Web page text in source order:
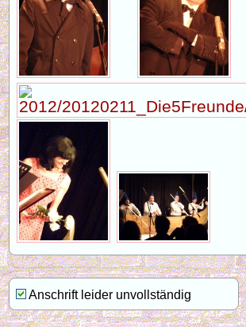
Anschrift leider unvollständig